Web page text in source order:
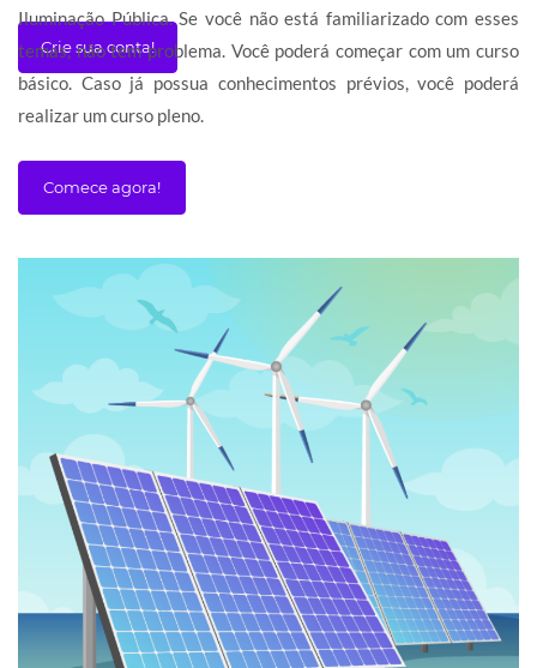
Crie sua conta!
Iluminação Pública. Se você não está familiarizado com esses
temas, não tem problema. Você poderá começar com um curso
básico. Caso já possua conhecimentos prévios, você poderá
realizar um curso pleno.
Comece agora!